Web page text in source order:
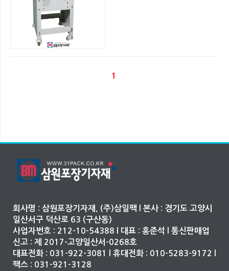
1
회사명 : 삼원포장기자재, (주)삼일팩 l 본사 : 경기도 고양시
일산서구 덕산로 63 (구산동)
사업자번호 : 212-10-54388 l 대표 : 홍준석 l 통신판매업
신고 : 제 2017-고양일산서-0268호
대표전화 : 031-922-3081 l 휴대전화 : 010-5283-9172 l
팩스 : 031-921-3128